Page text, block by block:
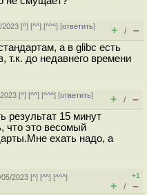
2023 [^] [^^] [^^^] [ответить]
+ / –
а в glibc есть
т.к. до недавнего времени
[^] [^^] [^^^] [ответить]
+ / –
15 минут
что это весомый
ехать надо, а
2023 [^] [^^] [^^^]
+1
+ / –